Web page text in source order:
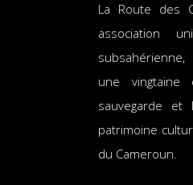
La Route des
association
une vingtaine
sauvegarde et
patrimoine
du Cameroun.